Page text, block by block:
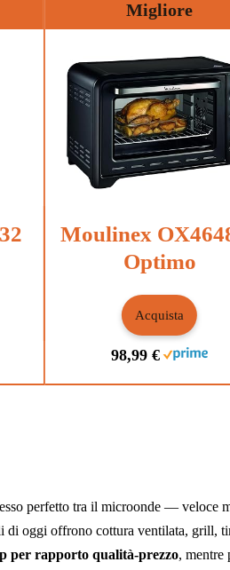
Migliore
Moulinex
Optimo
Acquista
98,99 €
perfetto tra il microonde — veloce
di oggi offrono cottura ventilata, grill,
per rapporto qualità-prezzo, mentre